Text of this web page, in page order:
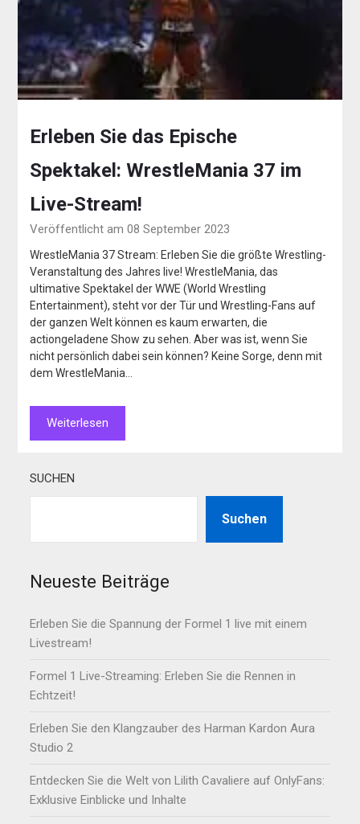
Erleben Sie das Epische
Spektakel: WrestleMania 37 im
Live-Stream!
Veröffentlicht am 08 September 2023
WrestleMania 37 Stream: Erleben Sie die größte Wrestling-
Veranstaltung des Jahres live! WrestleMania, das
ultimative Spektakel der WWE (World Wrestling
Entertainment), steht vor der Tür und Wrestling-Fans auf
der ganzen Welt können es kaum erwarten, die
actiongeladene Show zu sehen. Aber was ist, wenn Sie
nicht persönlich dabei sein können? Keine Sorge, denn mit
dem WrestleMania…
Weiterlesen
SUCHEN
Suchen
Neueste Beiträge
Erleben Sie die Spannung der Formel 1 live mit einem
Livestream!
Formel 1 Live-Streaming: Erleben Sie die Rennen in
Echtzeit!
Erleben Sie den Klangzauber des Harman Kardon Aura
Studio 2
Entdecken Sie die Welt von Lilith Cavaliere auf OnlyFans:
Exklusive Einblicke und Inhalte